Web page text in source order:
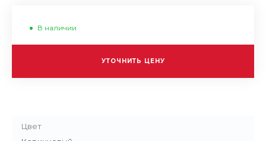
В наличии
УТОЧНИТЬ ЦЕНУ
Цвет